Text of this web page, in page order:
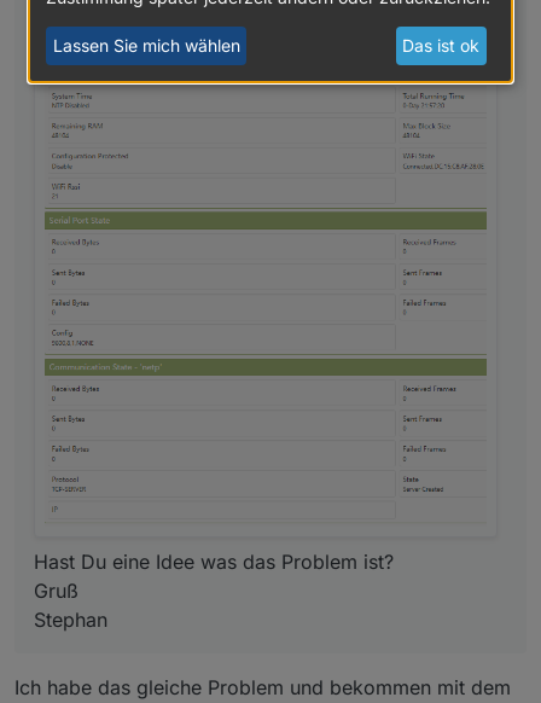
Die Geräte ID muss die gleiche sein, wie im
Wechselrichter eingestellt, zu finden unter:
Menü -> Konfiguration -> Kommunikation -> RS485 -
> DeviceID
Die entsprechenden Modbus Adressen gibts hier als
https://github.com/TonyM1958/HA-FoxESS-
Was man mit den Daten macht, sei jedem selbst
Hast Du eine Idee was das Problem ist?
Hast Du eine Idee was das Problem ist?
Gruß
Stephan
Ich habe das gleiche Problem und bekommen mit dem
Lassen Sie mich wählen Das ist ok